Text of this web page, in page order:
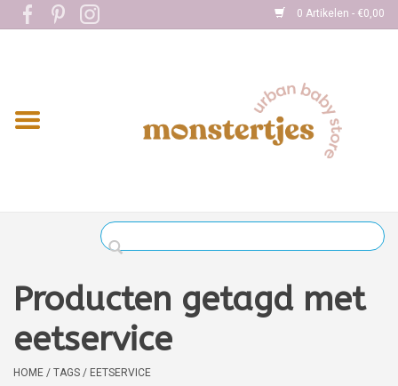
0 Artikelen - €0,00
Home
Kleding
Boekjes
Producten getagd met
eetservice
HOME / TAGS / EETSERVICE